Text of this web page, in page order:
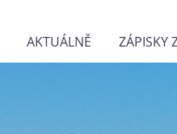
AKTUÁLNĚ ZÁPISKY